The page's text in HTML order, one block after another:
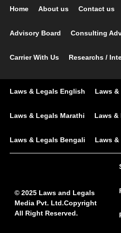
Home About us Contact us
Advisory Board Consulting
Carrier With Us Researchs /
Laws & Legals English Laws &
Laws & Legals Marathi Laws &
Laws & Legals Bengali Laws
© 2025 Laws and Legals
Media Pvt. Ltd.Copyright
All Right Reserved.